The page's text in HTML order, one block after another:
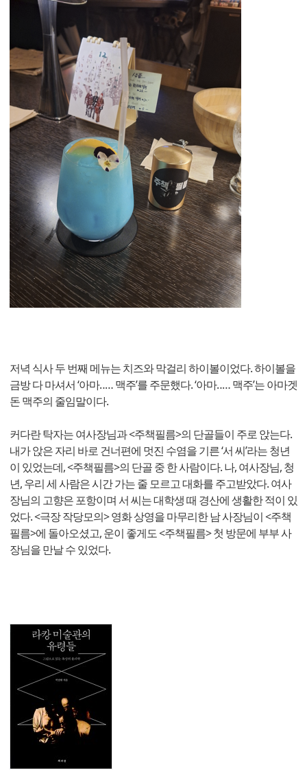
저녁 식사 두 번째 메뉴는 치즈와 막걸리 하이볼이었다. 하이볼을
금방 다 마셔서 ‘아마‥… 맥주’를 주문했다. ‘아마‥… 맥주’는 아마겟
돈 맥주의 줄임말이다.
커다란 탁자는 여사장님과 <주책필름>의 단골들이 주로 앉는다.
내가 앉은 자리 바로 건너편에 멋진 수염을 기른 ‘서 씨’라는 청년
이 있었는데, <주책필름>의 단골 중 한 사람이다. 나, 여사장님, 청
년, 우리 세 사람은 시간 가는 줄 모르고 대화를 주고받았다. 여사
장님의 고향은 포항이며 서 씨는 대학생 때 경산에 생활한 적이 있
었다. <극장 작당모의> 영화 상영을 마무리한 남 사장님이 <주책
필름>에 돌아오셨고, 운이 좋게도 <주책필름> 첫 방문에 부부 사
장님을 만날 수 있었다.